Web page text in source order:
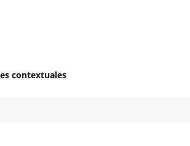
contextuales